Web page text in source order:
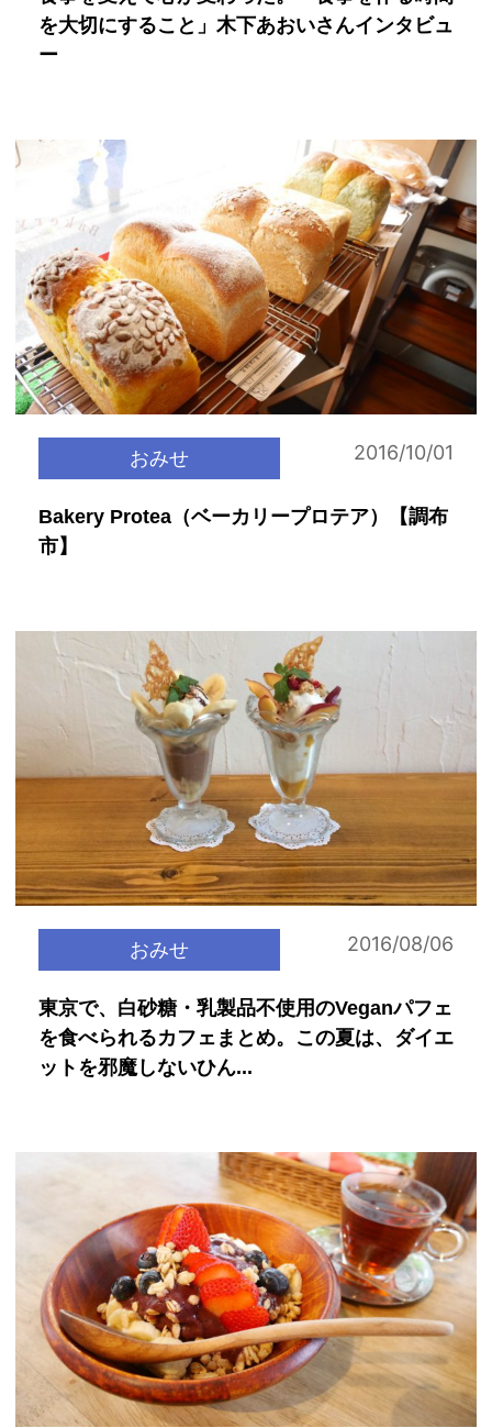
を大切にすること」木下あおいさんインタビュ
ー
おみせ 2016/10/01
Bakery Protea（ベーカリープロテア）【調布
市】
おみせ 2016/08/06
東京で、白砂糖・乳製品不使用のVeganパフェ
を食べられるカフェまとめ。この夏は、ダイエ
ットを邪魔しないひん...